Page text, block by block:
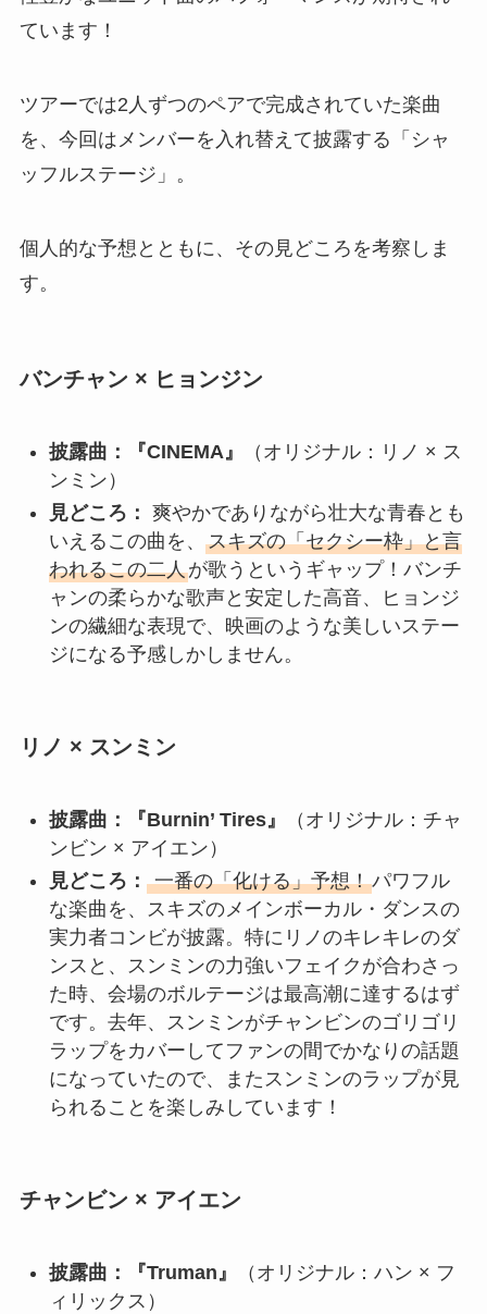
ています！
ツアーでは2人ずつのペアで完成されていた楽曲
を、今回はメンバーを入れ替えて披露する「シャ
ッフルステージ」。
個人的な予想とともに、その見どころを考察しま
す。
バンチャン × ヒョンジン
披露曲：『CINEMA』
（オリジナル：リノ × ス
ンミン）
見どころ： 爽やかでありながら壮大な青春とも
いえるこの曲を、 スキズの「セクシー枠」と言
われるこの二人が歌うというギャップ！バンチ
ャンの柔らかな歌声と安定した高音、ヒョンジ
ンの繊細な表現で、映画のような美しいステー
ジになる予感しかしません。
リノ × スンミン
披露曲：『Burnin’ Tires』
（オリジナル：チャ
ンビン × アイエン）
見どころ ： 一番の「化ける」予想！パワフル
な楽曲を、スキズのメインボーカル・ダンスの
実力者コンビが披露。特にリノのキレキレのダ
ンスと、スンミンの力強いフェイクが合わさっ
た時、会場のボルテージは最高潮に達するはず
です。去年、スンミンがチャンビンのゴリゴリ
ラップをカバーしてファンの間でかなりの話題
になっていたので、またスンミンのラップが見
られることを楽しみしています！
チャンビン × アイエン
披露曲：『Truman』
（オリジナル：ハン × フ
ィリックス）